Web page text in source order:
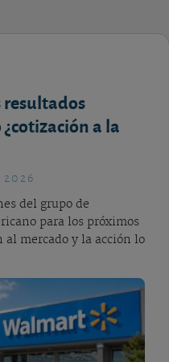
a la
del grupo de
para los próximos
al mercado y la acción lo